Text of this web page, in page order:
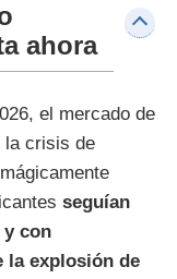
ahora
el mercado de
la crisis de
seguían
y con
la explosión de